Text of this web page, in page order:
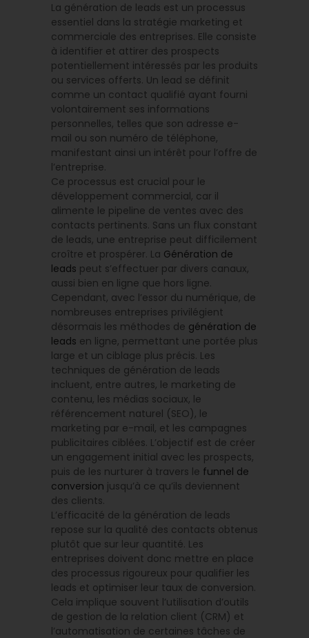
La génération de leads est un processus
essentiel dans la stratégie marketing et
commerciale des entreprises. Elle consiste
à identifier et attirer des prospects
potentiellement intéressés par les produits
ou services offerts. Un lead se définit
comme un contact qualifié ayant fourni
volontairement ses informations
personnelles, telles que son adresse e-
mail ou son numéro de téléphone,
manifestant ainsi un intérêt pour l’offre de
l’entreprise.
Ce processus est crucial pour le
développement commercial, car il
alimente le pipeline de ventes avec des
contacts pertinents. Sans un flux constant
de leads, une entreprise peut difficilement
croître et prospérer. La Génération de
leads peut s’effectuer par divers canaux,
aussi bien en ligne que hors ligne.
Cependant, avec l’essor du numérique, de
nombreuses entreprises privilégient
désormais les méthodes de génération de
leads en ligne, permettant une portée plus
large et un ciblage plus précis. Les
techniques de génération de leads
incluent, entre autres, le marketing de
contenu, les médias sociaux, le
référencement naturel (SEO), le
marketing par e-mail, et les campagnes
publicitaires ciblées. L’objectif est de créer
un engagement initial avec les prospects,
puis de les nurturer à travers le funnel de
conversion jusqu’à ce qu’ils deviennent
des clients.
L’efficacité de la génération de leads
repose sur la qualité des contacts obtenus
plutôt que sur leur quantité. Les
entreprises doivent donc mettre en place
des processus rigoureux pour qualifier les
leads et optimiser leur taux de conversion.
Cela implique souvent l’utilisation d’outils
de gestion de la relation client (CRM) et
l’automatisation de certaines tâches de